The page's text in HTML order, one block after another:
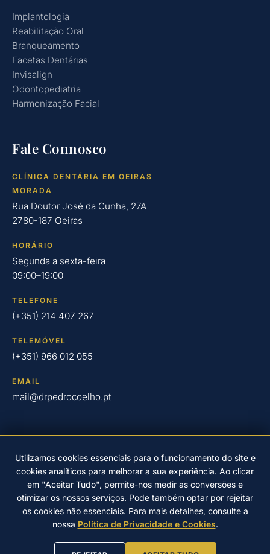
Implantologia
Reabilitação Oral
Branqueamento
Facetas Dentárias
Invisalign
Odontopediatria
Harmonização Facial
Fale Connosco
CLÍNICA DENTÁRIA EM OEIRAS
MORADA
Rua Doutor José da Cunha, 27A
2780-187 Oeiras
HORÁRIO
Segunda a sexta-feira
09:00–19:00
TELEFONE
(+351) 214 407 267
TELEMÓVEL
(+351) 966 012 055
EMAIL
mail@drpedrocoelho.pt
© 2026 Clínica Dr. Pedro Coelho – Implantologia Oral em Oeiras
desde 2004.
Desenvolvido porEwardSolutionPolítica de Privacidade
Resolução de litígios online
PREFERÊNCIAS DE COOKIES
Utilizamos cookies essenciais para o funcionamento do site e
cookies analíticos para melhorar a sua experiência. Ao clicar
em "Aceitar Tudo", permite-nos medir as conversões e
otimizar os nossos serviços. Pode também optar por rejeitar
os cookies não essenciais. Para mais detalhes, consulte a
nossa Política de Privacidade e Cookies.